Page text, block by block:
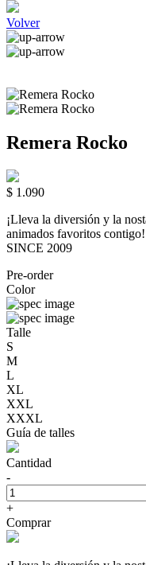
Volver
Remera Rocko
$ 1.090
¡Lleva la diversión y la
animados favoritos
SINCE 2009
Pre-order
Color
Talle
S
M
L
XL
XXL
XXXL
Guía de talles
Cantidad
-
+
Comprar